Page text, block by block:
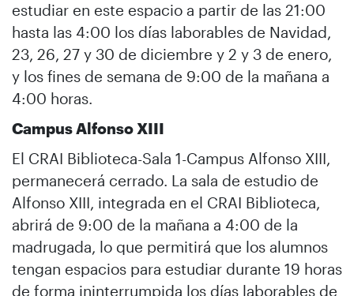
estudiar en este espacio a partir de las 21:00
hasta las 4:00 los días laborables de Navidad,
23, 26, 27 y 30 de diciembre y 2 y 3 de enero,
y los fines de semana de 9:00 de la mañana a
4:00 horas.
Campus Alfonso XIII
El CRAI Biblioteca-Sala 1-Campus Alfonso XIII,
permanecerá cerrado. La sala de estudio de
Alfonso XIII, integrada en el CRAI Biblioteca,
abrirá de 9:00 de la mañana a 4:00 de la
madrugada, lo que permitirá que los alumnos
tengan espacios para estudiar durante 19 horas
de forma ininterrumpida los días laborables de